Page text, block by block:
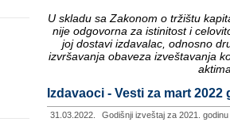
U skladu sa Zakonom o tržištu
nije odgovorna za istinitost i
joj dostavi izdavalac, odnosno
izvršavanja obaveza izveštavanja
Izdavaoci - Vesti za mart 2022
31.03.2022. Godišnji izveštaj za 2021.